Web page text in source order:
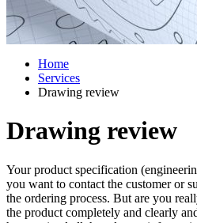
Home
Services
Drawing review
Drawing review
Your product specification
you want to contact the customer or
the ordering process. But are you
the product completely and clearly